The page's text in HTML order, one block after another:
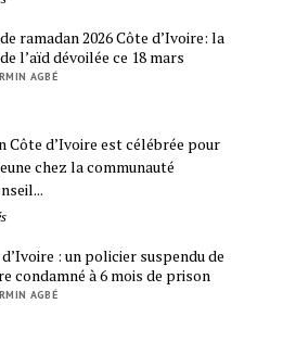
ramadan 2026 Côte d’Ivoire: la
l’aïd dévoilée ce 18 mars
AGBÉ
Côte d’Ivoire est célébrée pour
chez la communauté
: un policier suspendu de
condamné à 6 mois de prison
AGBÉ